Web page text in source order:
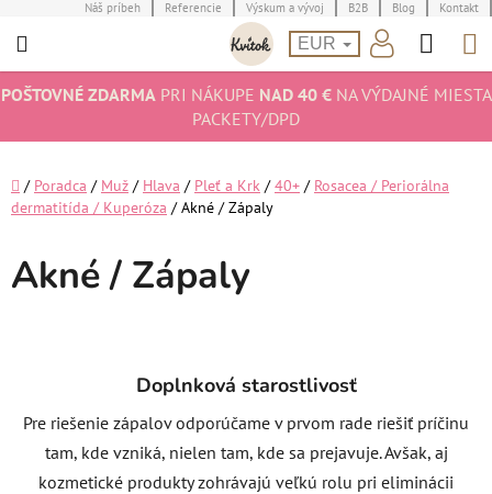
na
Náš príbeh Referencie Výskum a vývoj B2B Blog Kontakt
EUR
POŠTOVNÉ ZDARMAPRI NÁKUPE NAD 40 €NA VÝDAJNÉ MIESTA
PACKETY/DPD
Domov
/ Poradca / Muž / Hlava / Pleť a Krk / 40+ / Rosacea / Periorálna
dermatitída / Kuperóza / Akné / Zápaly
Akné / Zápaly
Doplnková starostlivosť
Pre riešenie zápalov odporúčame v prvom rade riešiť príčinu
tam, kde vzniká, nielen tam, kde sa prejavuje. Avšak, aj
kozmetické produkty zohrávajú veľkú rolu pri eliminácii